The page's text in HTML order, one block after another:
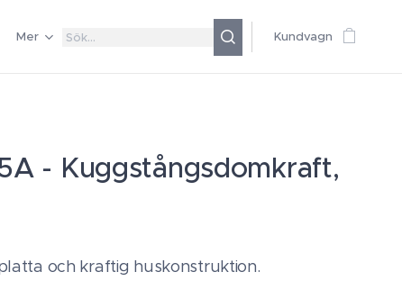
Mer Kundvagn
- Kuggstångsdomkraft,
och kraftig huskonstruktion.